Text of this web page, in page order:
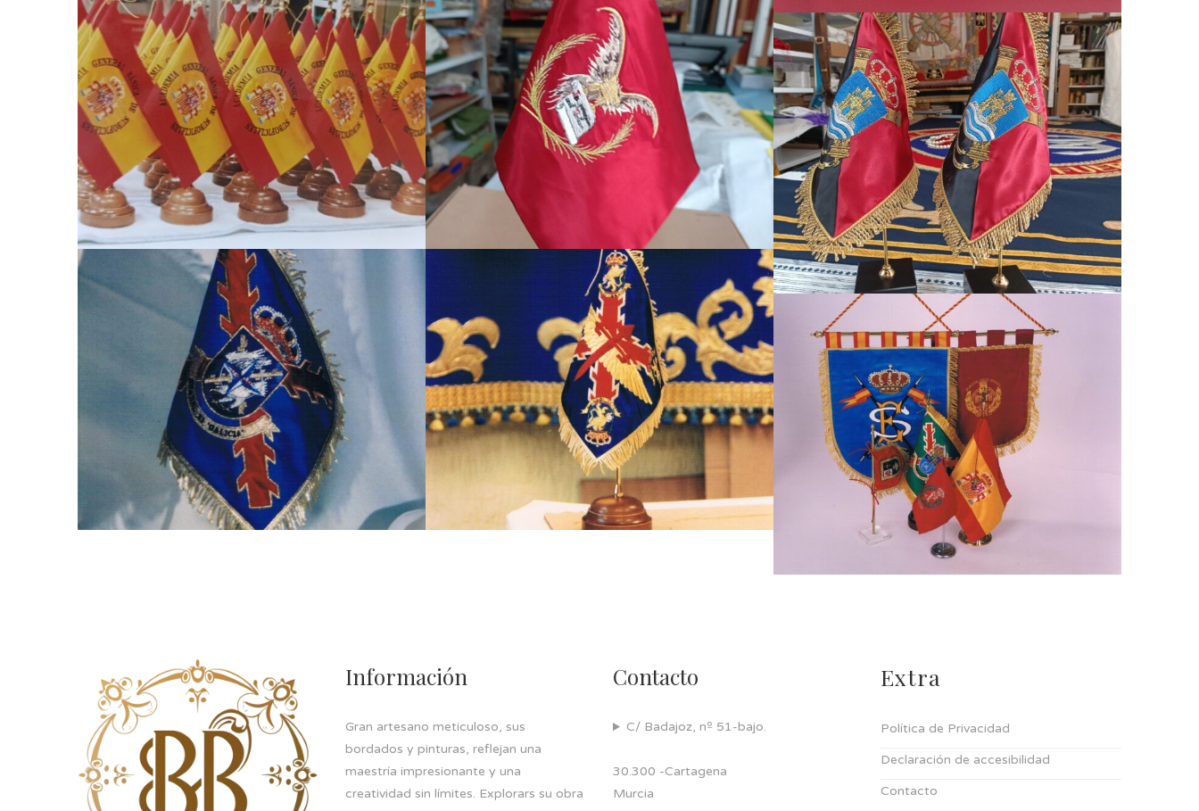
Información
Gran artesano meticuloso, sus
bordados y pinturas, reflejan una
maestría impresionante y una
creatividad sin límites. Explorars su obra
Contacto
C/ Badajoz, nº 51-bajo.
30.300 -Cartagena
Murcia
Extra
Política de Privacidad
Declaración de accesibilidad
Contacto